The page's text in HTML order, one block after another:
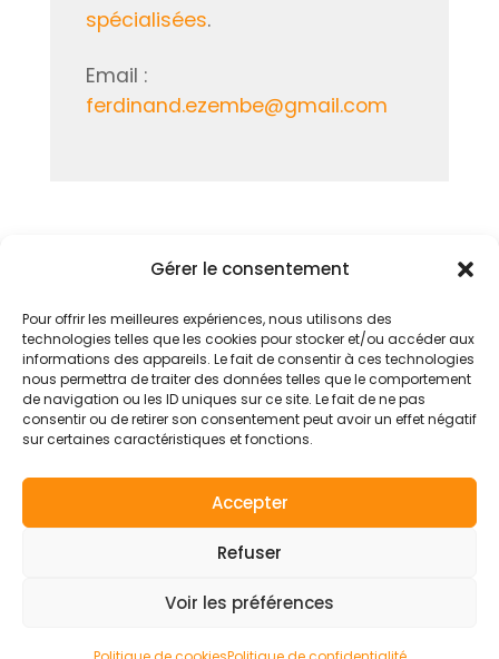
Gérer le consentement
Pour offrir les meilleures expériences, nous utilisons des
technologies telles que les cookies pour stocker et/ou accéder aux
informations des appareils. Le fait de consentir à ces technologies
nous permettra de traiter des données telles que le comportement
de navigation ou les ID uniques sur ce site. Le fait de ne pas
consentir ou de retirer son consentement peut avoir un effet négatif
sur certaines caractéristiques et fonctions.
Accepter
Refuser
Voir les préférences
spécialisées.
Email :
ferdinand.ezembe@gmail.com
Politique de confidentialité
Politique de cookies (UE)
© 2026 - Axes pluriels